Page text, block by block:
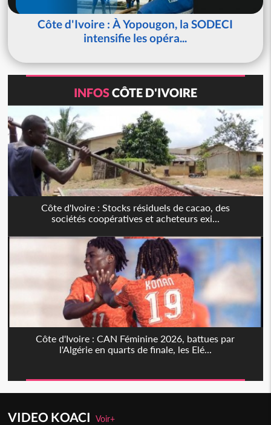
Côte d'Ivoire : À Yopougon, la SODECI
intensifie les opéra...
INFOSCÔTE D'IVOIRE
Côte d'Ivoire : Stocks résiduels de cacao, des
sociétés coopératives et acheteurs exi...
Côte d'Ivoire : CAN Féminine 2026, battues par
l'Algérie en quarts de finale, les Elé...
VIDEO KOACIVoir+